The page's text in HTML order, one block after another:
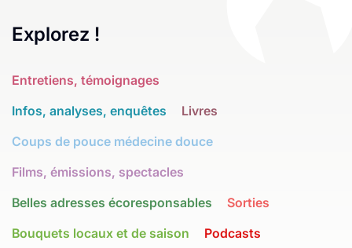
Explorez !
Entretiens, témoignages
Infos, analyses, enquêtes
Livres
Coups de pouce médecine douce
Films, émissions, spectacles
Belles adresses écoresponsables
Sorties
Bouquets locaux et de saison
Podcasts